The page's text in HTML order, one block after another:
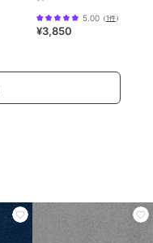
5.00（1件）
¥3,850